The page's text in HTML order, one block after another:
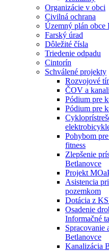
Organizácie v obci
Civilná ochrana
Územný plán obce
Farský úrad
Dôležité čísla
Triedenie odpadu
Cintorín
Schválené projekty
Rozvojové
ČOV a
Pódium pre
Pódium pre
Pohybom
fitness
Zlepšenie
Betlanovce
Projekt
Asistencia
pozemkom
Dotácia z
Osadenie
Informačné
Spracovanie
Betlanovce
Kanalizácia